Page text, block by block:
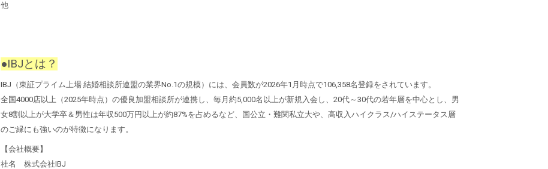
他
●IBJとは？
IBJ（東証プライム上場 結婚相談所連盟の業界No.1の規模）には、会員数が2026年1月時点で106,358名登録をされています。
全国4000店以上（2025年時点）の優良加盟相談所が連携し、毎月約5,000名以上が新規入会し、20代～30代の若年層を中心とし、男
女8割以上が大学卒＆男性は年収500万円以上が約87%を占めるなど、国公立・難関私立大や、高収入ハイクラス/ハイステータス層
のご縁にも強いのが特徴になります。
【会社概要】
社名 株式会社IBJ